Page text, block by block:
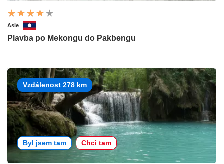
Asie
Plavba po Mekongu do Pakbengu
Vzdálenost 278 km
Byl jsem tam Chci tam